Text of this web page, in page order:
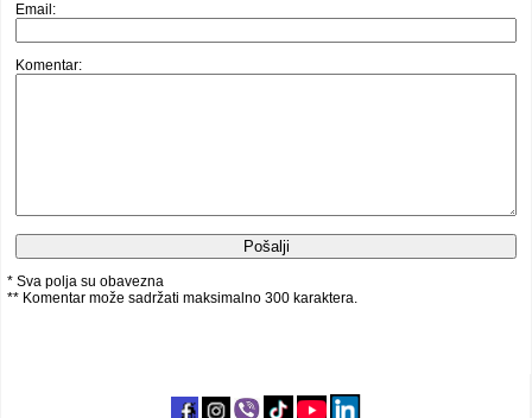
Email:
Komentar:
* Sva polja su obavezna
** Komentar može sadržati maksimalno 300 karaktera.